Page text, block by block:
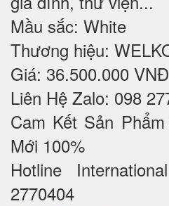
Mầu sắc: White
Thương hiệu:
Giá: 36.500.000 VNĐ
Liên Hệ Zalo: 098
Cam Kết Sản
Mới 100%
Hotline
2770404